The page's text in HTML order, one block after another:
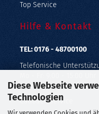
Diese Webseite
Technologien
Wir verwenden Cookies und
Top Service
Hilfe & Kontakt
TEL: 0176 - 48700100
Telefonische
Geprüfter Online Shop
Callback Service